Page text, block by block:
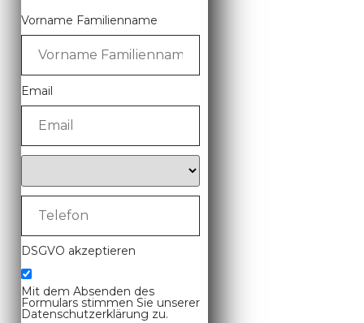
Vorname Familienname
Email
DSGVO akzeptieren
Mit dem Absenden des
Formulars stimmen Sie unserer
Datenschutzerklärung zu.